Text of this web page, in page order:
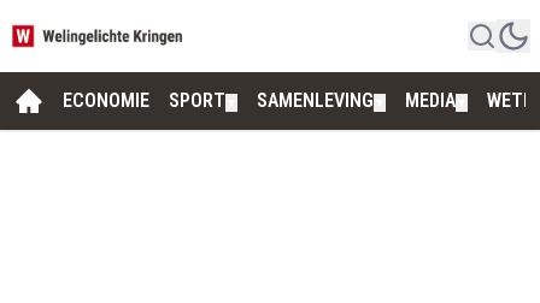
ECONOMIE SPORT SAMENLEVING MEDIA